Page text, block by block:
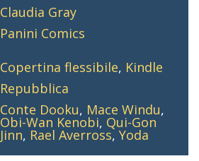
Claudia Gray
Panini Comics
Copertina flessibile, Kindle
Repubblica
Conte Dooku, Mace Windu,
Obi-Wan Kenobi, Qui-Gon
Jinn, Rael Averross,Yoda